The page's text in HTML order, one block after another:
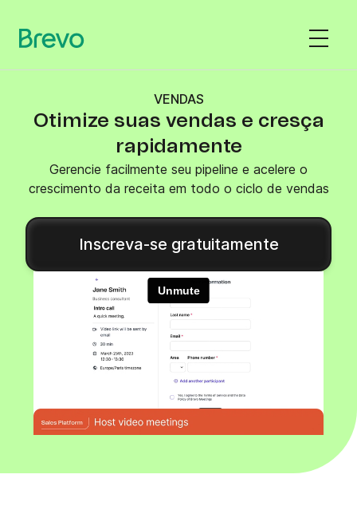
VENDAS
Otimize suas vendas e cresça
rapidamente
Gerencie facilmente seu pipeline e acelere o
crescimento da receita em todo o ciclo de vendas
Inscreva-se gratuitamente